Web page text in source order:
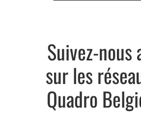
Suivez-nous
sur les
Quadro